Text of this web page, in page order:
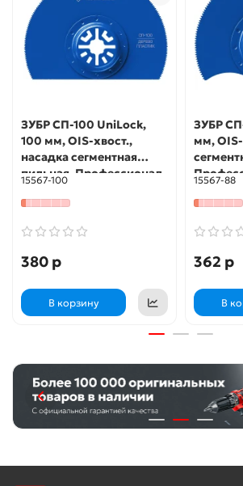
ЗУБР СП-100 UniLock,
100 мм, OIS-хвост.,
насадка сегментная
пильная, Профессионал
(15567-100)
15567-100
380 р
В корзину
ЗУБР
мм, OIS-
88)
15567-88
362 р
В